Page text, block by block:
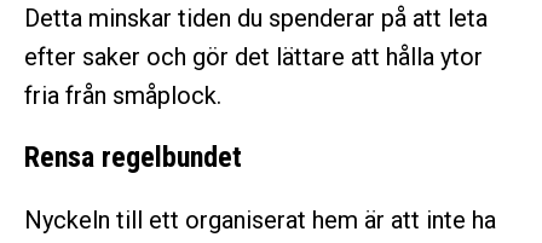
Detta minskar tiden du spenderar på att leta
efter saker och gör det lättare att hålla ytor
fria från småplock.
Rensa regelbundet
Nyckeln till ett organiserat hem är att inte ha